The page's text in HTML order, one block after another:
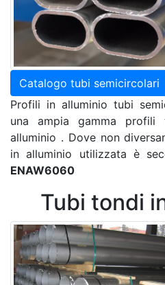
Catalogo tubi semicircolari
Profili in alluminio tubi
una ampia gamma profili
alluminio . Dove non
in alluminio utilizzata è
ENAW6060
Tubi tondi